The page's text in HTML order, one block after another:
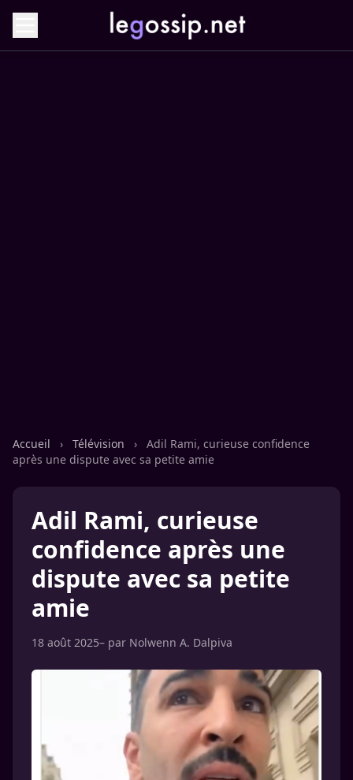
Accueil › Télévision ›
Adil Rami, curieuse confidence
après une dispute avec sa petite amie
Adil Rami, curieuse
confidence après une
dispute avec sa petite
amie
18 août 2025– par Nolwenn A. Dalpiva